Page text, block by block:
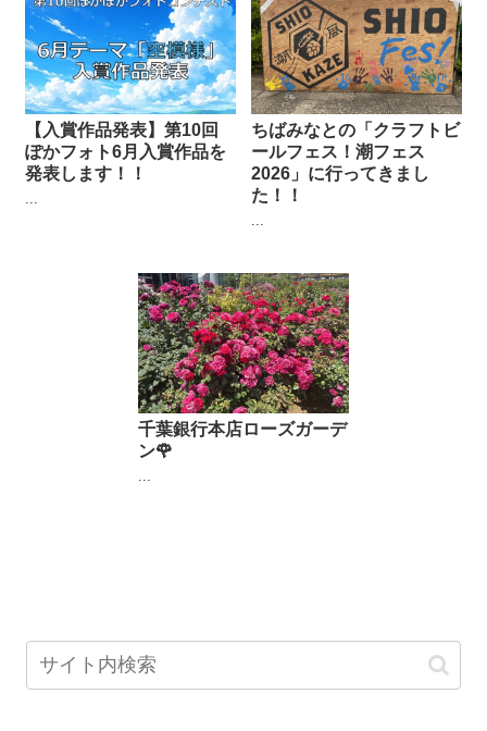
【入賞作品発表】第10回
ぽかフォト6月入賞作品を
発表します！！
ちばみなとの「クラフトビ
ールフェス！潮フェス
2026」に行ってきまし
た！！
千葉銀行本店ローズガーデ
ン🌹